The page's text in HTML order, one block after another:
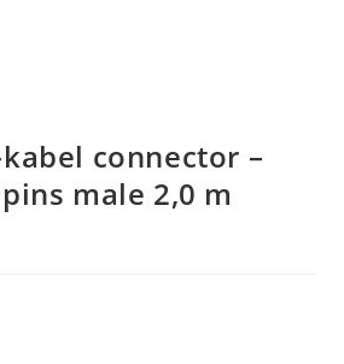
kabel connector –
male 2,0 m